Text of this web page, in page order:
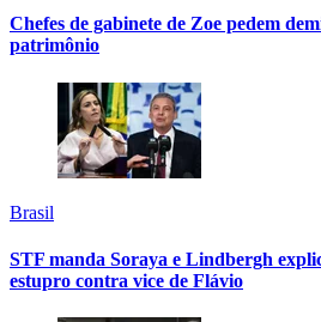
Chefes de gabinete de Zoe pedem
patrimônio
Brasil
STF manda Soraya e Lindbergh
estupro contra vice de Flávio